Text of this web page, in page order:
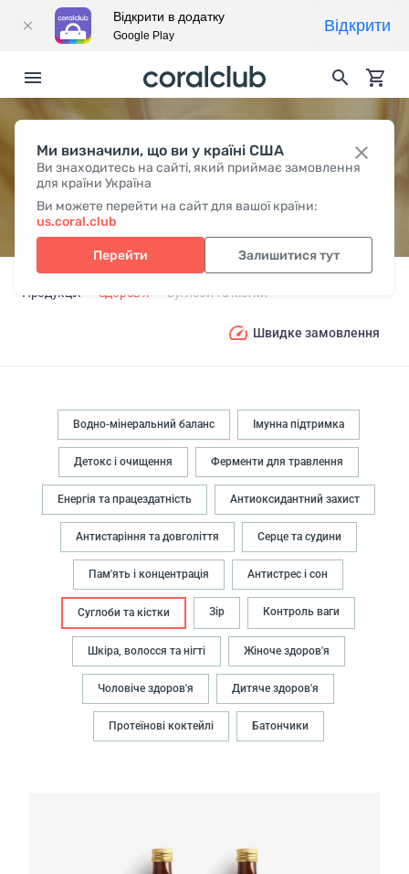
Ми визначили, що ви у країні США
Ви знаходитесь на сайті, який приймає замовлення
для країни Україна
Ви можете перейти на сайт для вашої країни:
us.coral.club
Перейти Залишитися тут
СУГЛОБИ ТА КІСТКИ
Продукція Здоров'я Суглоби та кістки
Швидке замовлення
Водно-мінеральний баланс Імунна підтримка
Детокс і очищення Ферменти для травлення
Енергія та працездатність Антиоксидантний захист
Антистаріння та довголіття Серце та судини
Пам'ять і концентрація Антистрес і сон
Суглоби та кістки Зір Контроль ваги
Шкіра, волосся та нігті Жіноче здоров'я
Чоловіче здоров'я Дитяче здоров'я
Протеїнові коктейлі Батончики
Відкрити в додатку
Google Play
Відкрити